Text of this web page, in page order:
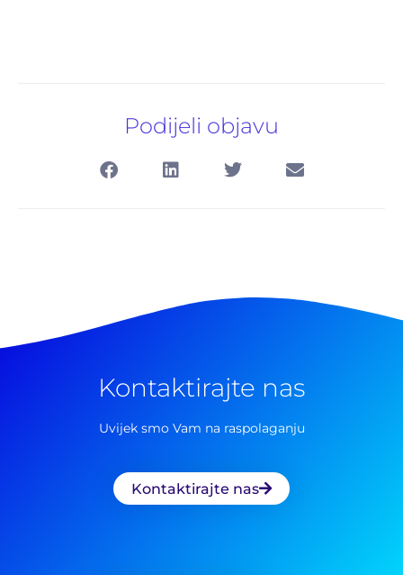
Podijeli objavu
Kontaktirajte nas
Uvijek smo Vam na raspolaganju
Kontaktirajte nas